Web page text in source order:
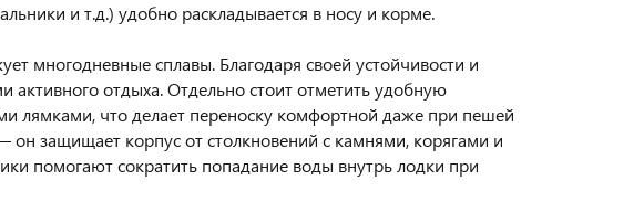
и т.д.) удобно раскладывается в носу и корме.
многодневные сплавы. Благодаря своей устойчивости и
активного отдыха. Отдельно стоит отметить удобную
лямками, что делает переноску комфортной даже при пешей
защищает корпус от столкновений с камнями, корягами и
помогают сократить попадание воды внутрь лодки при